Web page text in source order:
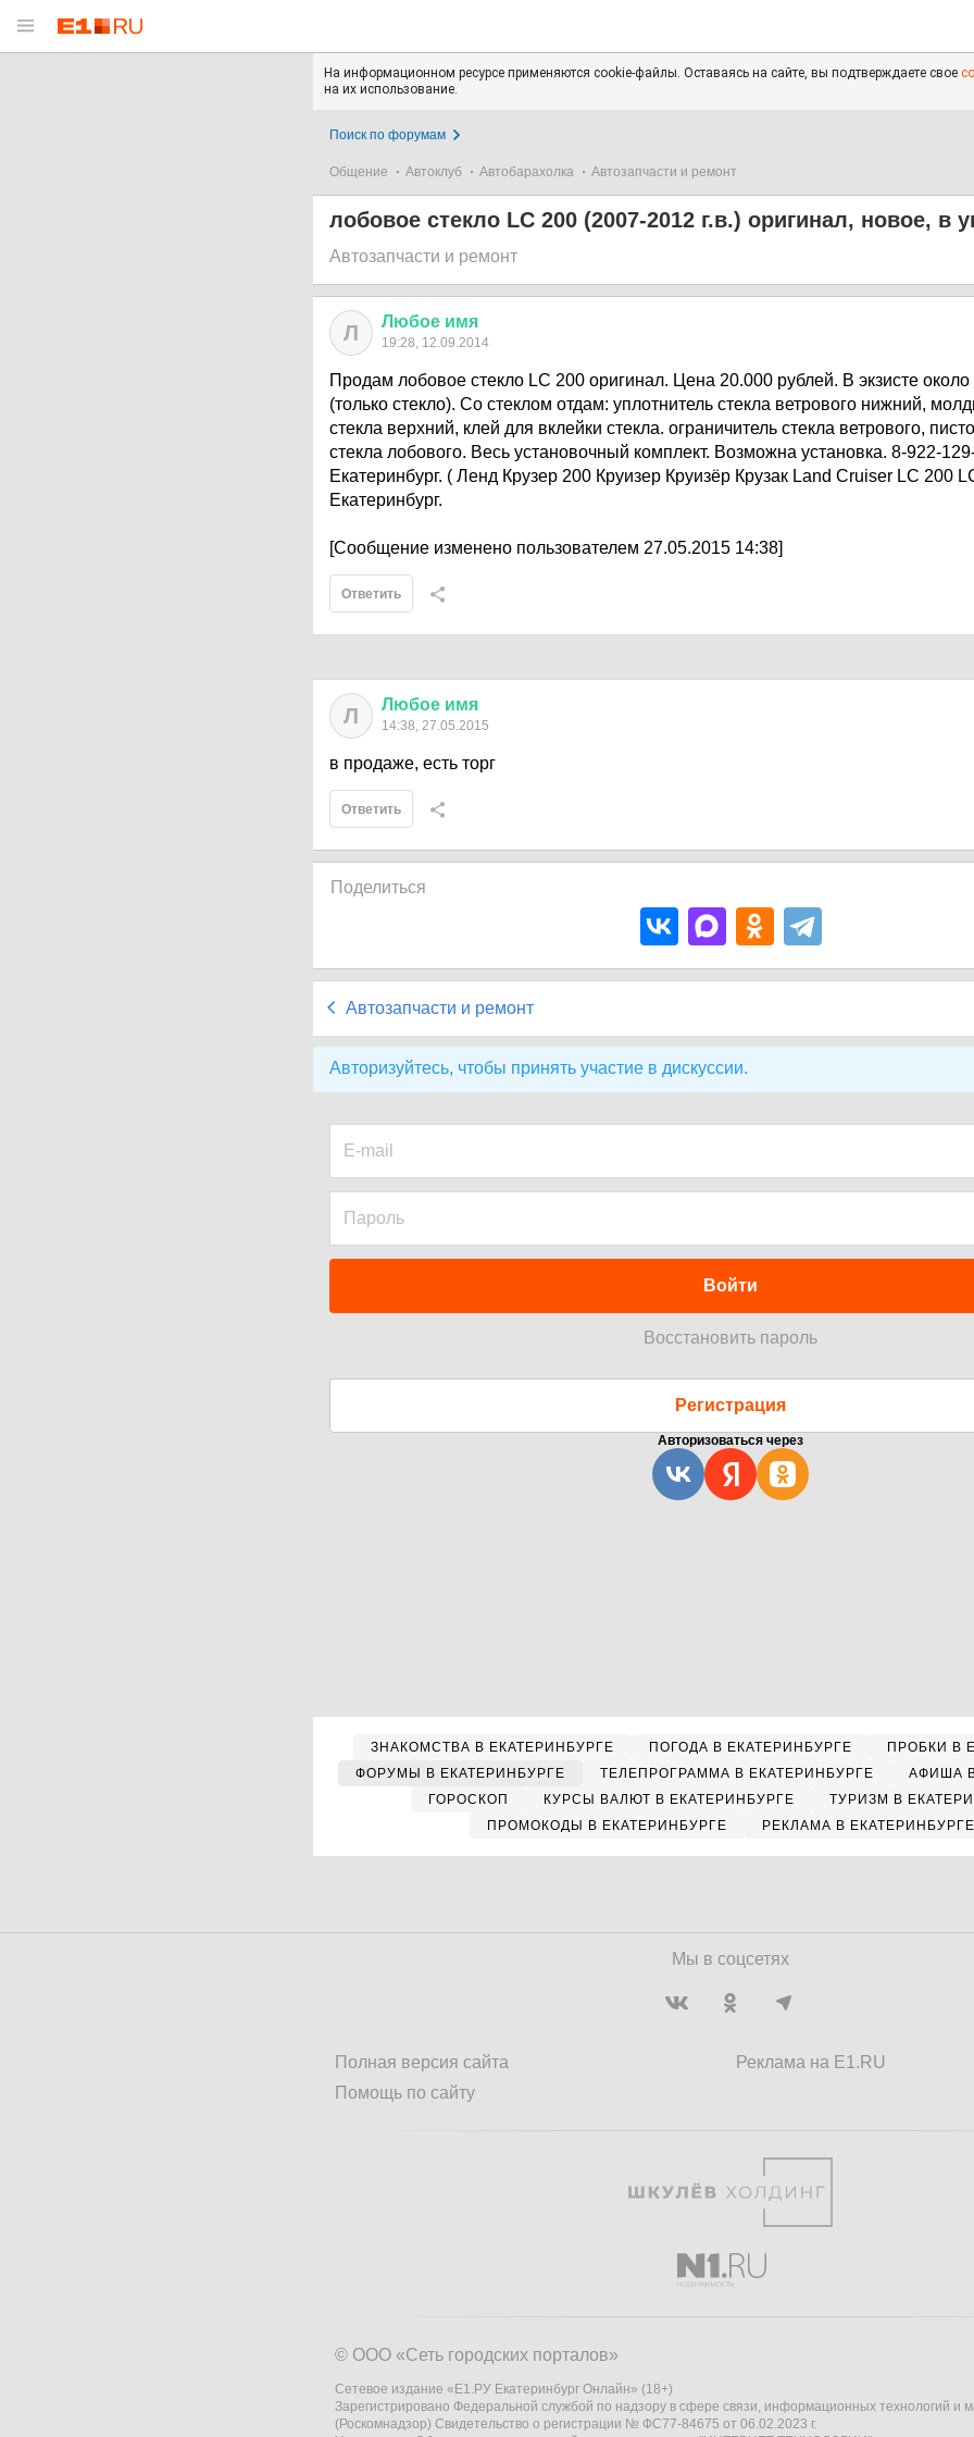
На информационном ресурсе применяются cookie-файлы. Оставаясь на сайте, вы подтверждаете свое
на их использование.
Поиск по форумам
Общение Автоклуб Автобарахолка Автозапчасти и ремонт
лобовое стекло LC 200 (2007-2012 г.в.) оригинал, новое, в
Автозапчасти и ремонт
Л Любое имя
19:28, 12.09.2014
Продам лобовое стекло LC 200 оригинал. Цена 20.000 рублей. В экзисте
(только стекло). Со стеклом отдам: уплотнитель стекла ветрового нижний,
стекла верхний, клей для вклейки стекла. ограничитель стекла ветрового,
стекла лобового. Весь установочный комплект. Возможна установка. 8-922-
Екатеринбург. ( Ленд Крузер 200 Круизер Круизёр Крузак Lаnd Cruiser LC 200
Екатеринбург.
[Сообщение изменено пользователем 27.05.2015 14:38]
Ответить
Л Любое имя
14:38, 27.05.2015
в продаже, есть торг
Ответить
Поделиться
Автозапчасти и ремонт
Авторизуйтесь, чтобы принять участие в дискуссии.
Войти
Восстановить пароль
Регистрация
Авторизоваться через
ЗНАКОМСТВА В ЕКАТЕРИНБУРГЕ ПОГОДА В ЕКАТЕРИНБУРГЕ
ПРОБКИ В
ФОРУМЫ В ЕКАТЕРИНБУРГЕ
ТЕЛЕПРОГРАММА В ЕКАТЕРИНБУРГЕ
АФИША
ГОРОСКОП
КУРСЫ ВАЛЮТ В ЕКАТЕРИНБУРГЕ
ТУРИЗМ В
ПРОМОКОДЫ В ЕКАТЕРИНБУРГЕ
РЕКЛАМА В ЕКАТЕРИНБУРГЕ
Мы в соцсетях
Полная версия сайта
Помощь по сайту
Реклама на E1.RU
© ООО «Сеть городских порталов»
Сетевое издание «Е1.РУ Екатеринбург Онлайн» (18+)
Зарегистрировано Федеральной службой по надзору в сфере связи, информационных технологий и
(Роскомнадзор) Свидетельство о регистрации № ФС77-84675 от 06.02.2023 г.